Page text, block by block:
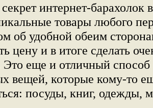
интернет-барахолок
товары любого
об удобной обеим
цену и в итоге сделать
Это еще и отличный способ
вещей, которые кому-то
посуды, книг, одежды,